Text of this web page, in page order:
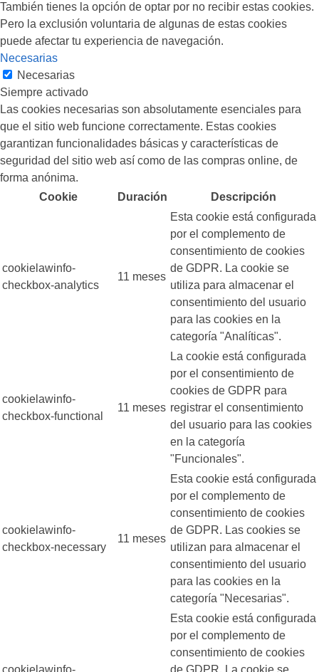
También tienes la opción de optar por no recibir estas cookies.
Pero la exclusión voluntaria de algunas de estas cookies
puede afectar tu experiencia de navegación.
Necesarias
Necesarias
Siempre activado
Las cookies necesarias son absolutamente esenciales para
que el sitio web funcione correctamente. Estas cookies
garantizan funcionalidades básicas y características de
seguridad del sitio web así como de las compras online, de
forma anónima.
Cookie
Duración Descripción
cookielawinfo-
checkbox-analytics
11 meses
Esta cookie está configurada
por el complemento de
consentimiento de cookies
de GDPR. La cookie se
utiliza para almacenar el
consentimiento del usuario
para las cookies en la
categoría "Analíticas".
cookielawinfo-
checkbox-functional
11 meses
La cookie está configurada
por el consentimiento de
cookies de GDPR para
registrar el consentimiento
del usuario para las cookies
en la categoría
"Funcionales".
cookielawinfo-
checkbox-necessary
11 meses
Esta cookie está configurada
por el complemento de
consentimiento de cookies
de GDPR. Las cookies se
utilizan para almacenar el
consentimiento del usuario
para las cookies en la
categoría "Necesarias".
cookielawinfo-
Esta cookie está configurada
por el complemento de
consentimiento de cookies
de GDPR. La cookie se